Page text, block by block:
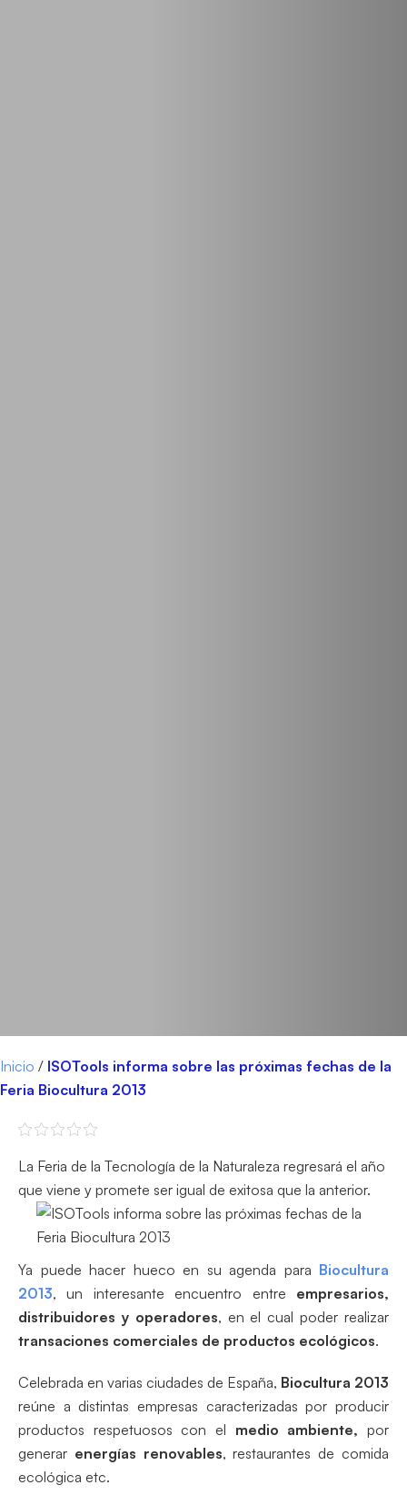
Inicio / ISOTools informa sobre las próximas fechas de la
Feria Biocultura 2013
La Feria de la Tecnología de la Naturaleza regresará el año
que viene y promete ser igual de exitosa que la anterior.
Ya puede hacer hueco en su agenda para Biocultura
2013, un interesante encuentro entre empresarios,
distribuidores y operadores, en el cual poder realizar
transaciones comerciales de productos ecológicos.
Celebrada en varias ciudades de España, Biocultura 2013
reúne a distintas empresas caracterizadas por producir
productos respetuosos con el medio ambiente, por
generar energías renovables, restaurantes de comida
ecológica etc.